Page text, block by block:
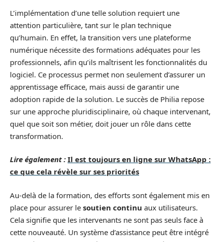
L’implémentation d’une telle solution requiert une
attention particulière, tant sur le plan technique
qu’humain. En effet, la transition vers une plateforme
numérique nécessite des formations adéquates pour les
professionnels, afin qu’ils maîtrisent les fonctionnalités du
logiciel. Ce processus permet non seulement d’assurer un
apprentissage efficace, mais aussi de garantir une
adoption rapide de la solution. Le succès de Philia repose
sur une approche pluridisciplinaire, où chaque intervenant,
quel que soit son métier, doit jouer un rôle dans cette
transformation.
Lire également : Il est toujours en ligne sur WhatsApp :
ce que cela révèle sur ses priorités
Au-delà de la formation, des efforts sont également mis en
place pour assurer le soutien continu aux utilisateurs.
Cela signifie que les intervenants ne sont pas seuls face à
cette nouveauté. Un système d’assistance peut être intégré